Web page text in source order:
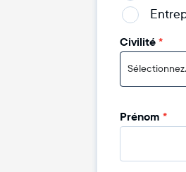
Civilité*
Prénom *